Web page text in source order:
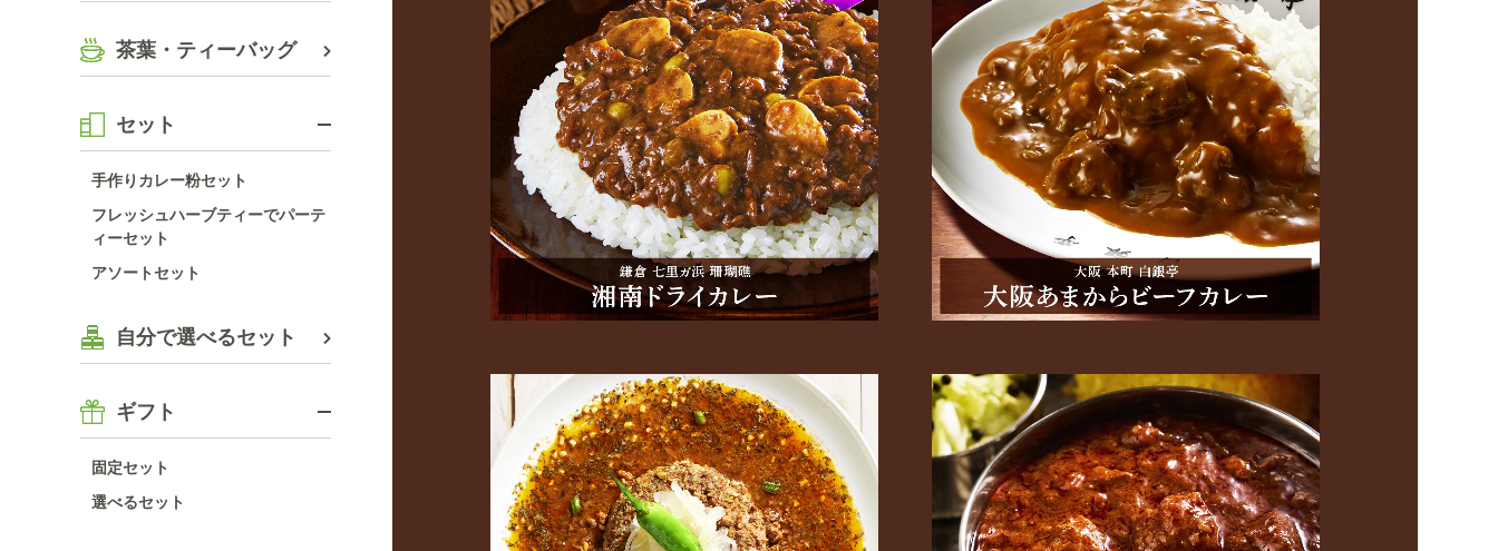
茶葉・ティーバッグ
セット
手作りカレー粉セット
フレッシュハーブティーでパーテ
ィーセット
アソートセット
自分で選べるセット
ギフト
固定セット
選べるセット